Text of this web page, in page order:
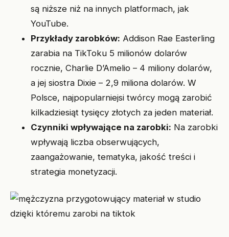
są niższe niż na innych platformach, jak
YouTube.
Przykłady zarobków: Addison Rae Easterling
zarabia na TikToku 5 milionów dolarów
rocznie, Charlie D’Amelio – 4 miliony dolarów,
a jej siostra Dixie – 2,9 miliona dolarów. W
Polsce, najpopularniejsi twórcy mogą zarobić
kilkadziesiąt tysięcy złotych za jeden materiał.
Czynniki wpływające na zarobki: Na zarobki
wpływają liczba obserwujących,
zaangażowanie, tematyka, jakość treści i
strategia monetyzacji.